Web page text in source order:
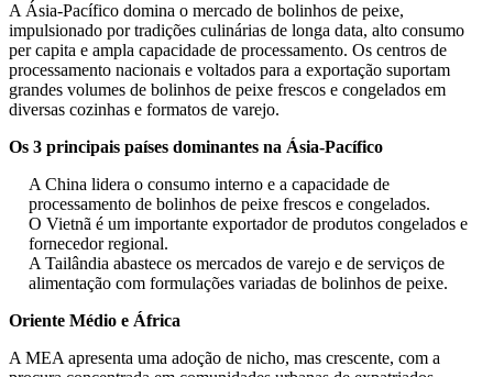
A Ásia-Pacífico domina o mercado de bolinhos de peixe,
impulsionado por tradições culinárias de longa data, alto consumo
per capita e ampla capacidade de processamento. Os centros de
processamento nacionais e voltados para a exportação suportam
grandes volumes de bolinhos de peixe frescos e congelados em
diversas cozinhas e formatos de varejo.
Os 3 principais países dominantes na Ásia-Pacífico
A China lidera o consumo interno e a capacidade de
processamento de bolinhos de peixe frescos e congelados.
O Vietnã é um importante exportador de produtos congelados e
fornecedor regional.
A Tailândia abastece os mercados de varejo e de serviços de
alimentação com formulações variadas de bolinhos de peixe.
Oriente Médio e África
A MEA apresenta uma adoção de nicho, mas crescente, com a